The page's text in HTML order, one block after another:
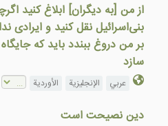
از من [به دیگران] ابلاغ کنید
بنی‌اسرائیل نقل کنید و ایرادی
بر من دروغ ببندد باید که
سازد
عربي الإنجليزية الأوردية
دین نصیحت است